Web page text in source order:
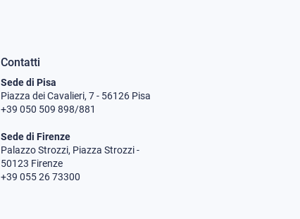
Contatti
Sede di Pisa
Piazza dei Cavalieri, 7 - 56126 Pisa
+39 050 509 898/881
Sede di Firenze
Palazzo Strozzi, Piazza Strozzi -
50123 Firenze
+39 055 26 73300